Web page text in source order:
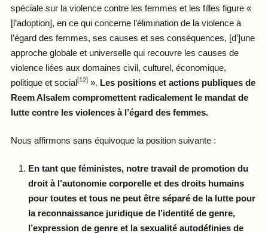
spéciale sur la violence contre les femmes et les filles figure «
[l’adoption], en ce qui concerne l’élimination de la violence à
l’égard des femmes, ses causes et ses conséquences, [d’]une
approche globale et universelle qui recouvre les causes de
violence liées aux domaines civil, culturel, économique,
politique et social [12]». Les positions et actions publiques de
Reem Alsalem compromettent radicalement le mandat de
lutte contre les violences à l’égard des femmes.
Nous affirmons sans équivoque la position suivante :
En tant que féministes, notre travail de promotion du
droit à l’autonomie corporelle et des droits humains
pour toutes et tous ne peut être séparé de la lutte pour
la reconnaissance juridique de l’identité de genre,
l’expression de genre et la sexualité autodéfinies de